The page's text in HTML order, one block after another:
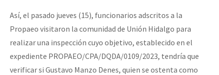
Así, el pasado jueves (15), funcionarios adscritos a la
Propaeo visitaron la comunidad de Unión Hidalgo para
realizar una inspección cuyo objetivo, establecido en el
expediente PROPAEO/CPA/DQDA/0109/2023, tendría que
verificar si Gustavo Manzo Denes, quien se ostenta como